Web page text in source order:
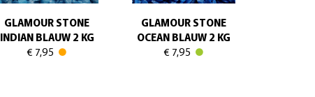
GLAMOUR STONE
INDIAN BLAUW 2 KG
€ 7,95
GLAMOUR STONE
OCEAN BLAUW 2 KG
€ 7,95